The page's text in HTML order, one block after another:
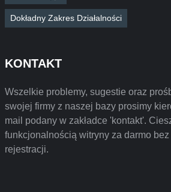
Dokładny Zakres Działalności
KONTAKT
Wszelkie problemy, sugestie oraz
swojej firmy z naszej bazy prosimy
mail podany w zakładce 'kontakt'.
funkcjonalnością witryny za darmo
rejestracji.